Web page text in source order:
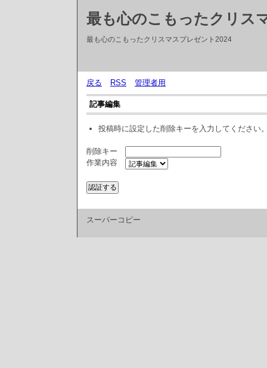
最も心のこもったクリス
最も心のこもったクリスマスプレゼント2024
戻る RSS 管理者用
記事編集
投稿時に設定した削除キーを入力してください
削除キー
作業内容
スーパーコピー